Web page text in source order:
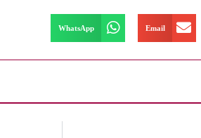
Email
WhatsApp